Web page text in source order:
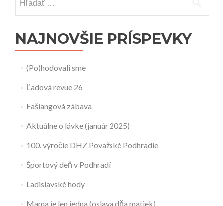
NAJNOVŠIE PRÍSPEVKY
(Po)hodovali sme
Ľadová revue 26
Fašiangová zábava
Aktuálne o lávke (január 2025)
100. výročie DHZ Považské Podhradie
Športový deň v Podhradí
Ladislavské hody
Mama je len jedna (oslava dňa matiek)